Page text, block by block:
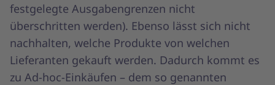
festgelegte Ausgabengrenzen nicht
überschritten werden). Ebenso lässt sich nicht
nachhalten, welche Produkte von welchen
Lieferanten gekauft werden. Dadurch kommt es
zu Ad-hoc-Einkäufen – dem so genannten